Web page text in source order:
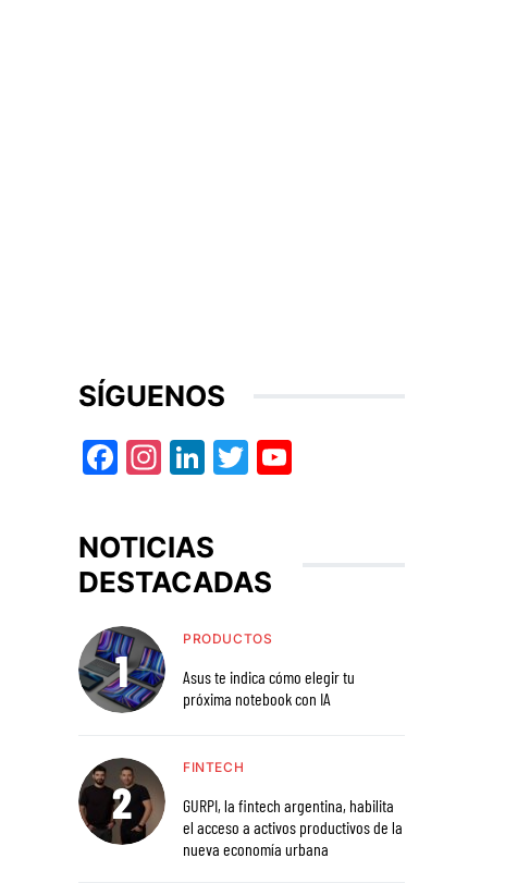
SÍGUENOS
Facebook
Instagram
LinkedIn
Twitter
NOTICIAS
DESTACADAS
PRODUCTOS
Asus te indica cómo elegir tu
próxima notebook con IA
FINTECH
GURPI, la fintech argentina, habilita
el acceso a activos productivos de la
nueva economía urbana